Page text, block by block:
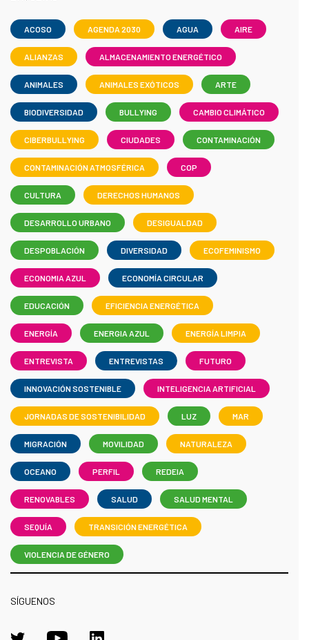
ACOSO AGENDA 2030 AGUA AIRE
ALIANZAS ALMACENAMIENTO ENERGÉTICO
ANIMALES ANIMALES EXÓTICOS ARTE
BIODIVERSIDAD BULLYING CAMBIO CLIMÁTICO
CIBERBULLYING CIUDADES CONTAMINACIÓN
CONTAMINACIÓN ATMOSFÉRICA COP
CULTURA DERECHOS HUMANOS
DESARROLLO URBANO DESIGUALDAD
DESPOBLACIÓN DIVERSIDAD ECOFEMINISMO
ECONOMIA AZUL ECONOMÍA CIRCULAR
EDUCACIÓN EFICIENCIA ENERGÉTICA
ENERGÍA ENERGIA AZUL ENERGÍA LIMPIA
ENTREVISTA ENTREVISTAS FUTURO
INNOVACIÓN SOSTENIBLE INTELIGENCIA ARTIFICIAL
JORNADAS DE SOSTENIBILIDAD LUZ MAR
MIGRACIÓN MOVILIDAD NATURALEZA
OCEANO PERFIL REDEIA
RENOVABLES SALUD SALUD MENTAL
SEQUÍA TRANSICIÓN ENERGÉTICA
VIOLENCIA DE GÉNERO
SÍGUENOS